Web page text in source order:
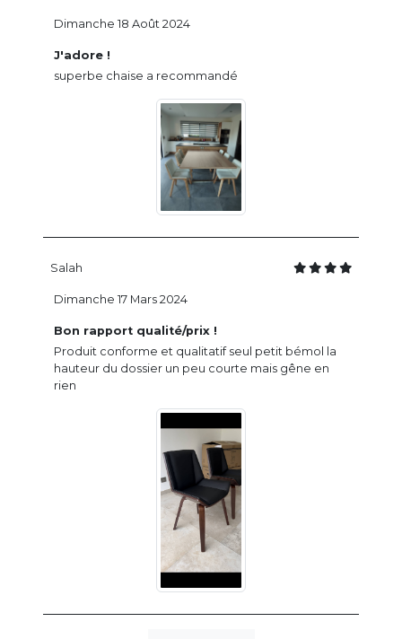
J'adore !
superbe chaise a recommandé
Dimanche 18 Août 2024
Salah
Bon rapport qualité/prix !
Produit conforme et qualitatif seul petit bémol la
hauteur du dossier un peu courte mais gêne en
rien
Dimanche 17 Mars 2024